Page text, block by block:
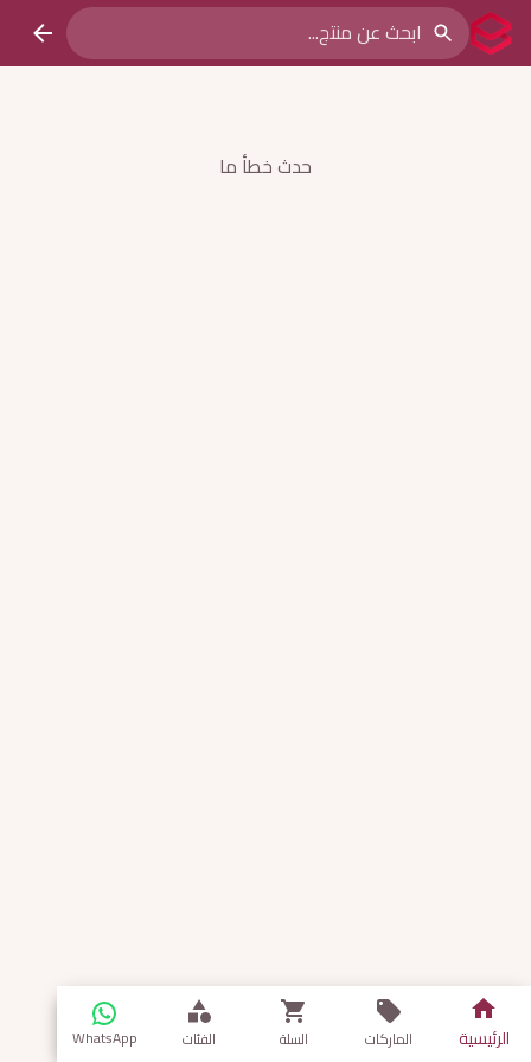
حدث خطأ ما
الرئيسية الماركات السلة الفئات WhatsApp